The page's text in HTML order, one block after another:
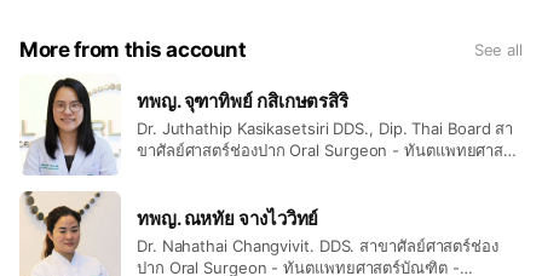
Surgery
More from this account See all
ทพญ. จุฑาทิพย์ กสิเกษตรสิริ
Dr. Juthathip Kasikasetsiri DDS., Dip. Thai Board สา
ขาศัลย์ศาสตร์ช่องปาก Oral Surgeon - ทันตแพทยศาสตร์
สาขาศัลยศาสตร์ช่องปากและแม็กซิลโลเฟเชียล - Doctor
of Dental Surgery (DDS.) - Grad. Dip. In Clin. Sc.
(Oral and Maxillofacial Surgery) - Diplomate Thai
ทพญ. ณหทัย จางไววิทย์
Dr. Nahathai Changvivit. DDS. สาขาศัลย์ศาสตร์ช่อง
ปาก Oral Surgeon - ทันตแพทยศาสตร์บัณฑิต -